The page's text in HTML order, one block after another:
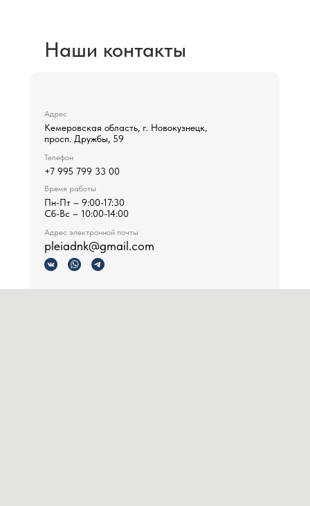
Наши контакты
Адрес
Кемеровская область, г. Новокузнецк,
просп. Дружбы, 59
Телефон
+7 995 799 33 00
Время работы
Пн-Пт – 9:00-17:30
Сб-Вс – 10:00-14:00
Адрес электронной почты
pleiadnk@gmail.com